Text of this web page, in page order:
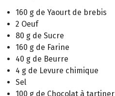
160 g de Yaourt de brebis
2 Oeuf
80 g de Sucre
160 g de Farine
40 g de Beurre
4 g de Levure chimique
Sel
100 g de Chocolat à tartiner